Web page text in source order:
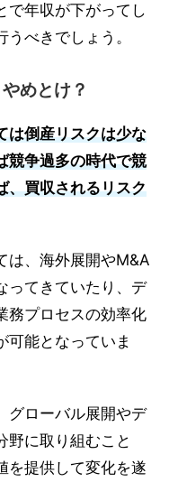
で年収が下がってし
べきでしょう。
めとけ？
は倒産リスクは少な
競争過多の時代で競
、買収されるリスク
は、海外展開やM&A
ってきていたり、デ
務プロセスの効率化
可能となっていま
グローバル展開やデ
野に取り組むこと
を提供して変化を遂